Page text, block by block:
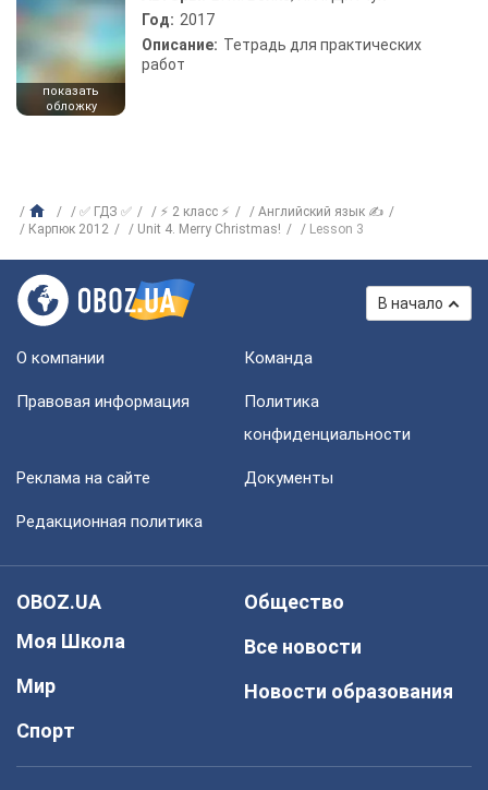
показать
обложку
Год: 2017
Описание: Тетрадь для практических
работ
✅ ГДЗ ✅ ⚡ 2 класс ⚡
Английский язык ✍
Карпюк 2012
Unit 4. Merry Christmas! Lesson 3
В начало
О компании Команда
Правовая информация
Политика
конфиденциальности
Реклама на сайте Документы
Редакционная политика
OBOZ.UA
Моя Школа
Мир
Спорт
Общество
Все новости
Новости образования